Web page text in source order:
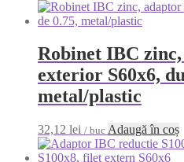
Robinet IBC
exterior S60x6,
metal/plastic
32,12 lei / buc Adaugă în coș